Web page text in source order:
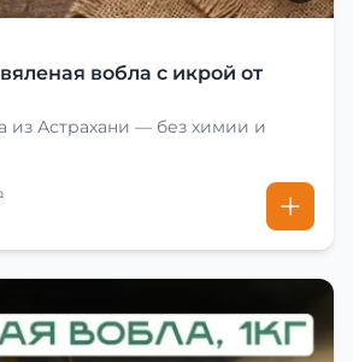
вобла с икрой от
из Астрахани — без химии и